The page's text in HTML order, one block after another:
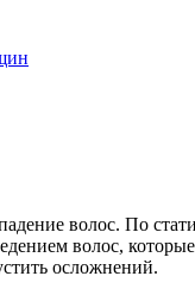
волос. По
волос,
осложнений.